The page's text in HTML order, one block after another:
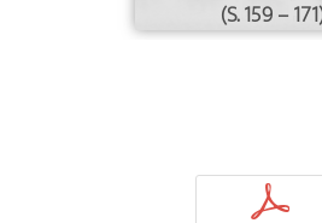
(S. 159 –
p